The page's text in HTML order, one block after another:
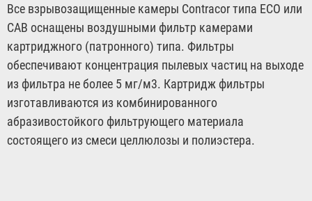
Все взрывозащищенные камеры Contracor типа ECO или
CAB оснащены воздушными фильтр камерами
картриджного (патронного) типа. Фильтры
обеспечивают концентрация пылевых частиц на выходе
из фильтра не более 5 мг/м3. Картридж фильтры
изготавливаются из комбинированного
абразивостойкого фильтрующего материала
состоящего из смеси целлюлозы и полиэстера.